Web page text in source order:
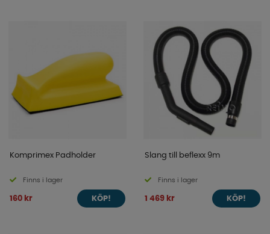
Komprimex Padholder
Finns i lager
160 kr KÖP!
Slang till beflexx 9m
Finns i lager
1 469 kr KÖP!